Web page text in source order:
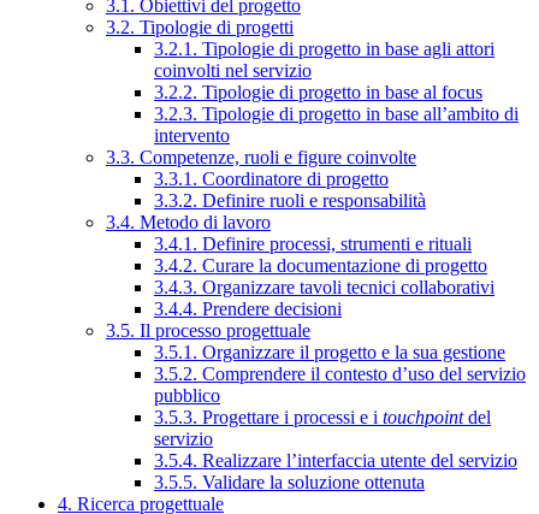
3.1. Obiettivi del progetto
3.2. Tipologie di progetti
3.2.1. Tipologie di progetto in base agli attori
coinvolti nel servizio
3.2.2. Tipologie di progetto in base al focus
3.2.3. Tipologie di progetto in base all’ambito di
intervento
3.3. Competenze, ruoli e figure coinvolte
3.3.1. Coordinatore di progetto
3.3.2. Definire ruoli e responsabilità
3.4. Metodo di lavoro
3.4.1. Definire processi, strumenti e rituali
3.4.2. Curare la documentazione di progetto
3.4.3. Organizzare tavoli tecnici collaborativi
3.4.4. Prendere decisioni
3.5. Il processo progettuale
3.5.1. Organizzare il progetto e la sua gestione
3.5.2. Comprendere il contesto d’uso del servizio
pubblico
3.5.3. Progettare i processi e i touchpointdel
servizio
3.5.4. Realizzare l’interfaccia utente del servizio
3.5.5. Validare la soluzione ottenuta
4. Ricerca progettuale